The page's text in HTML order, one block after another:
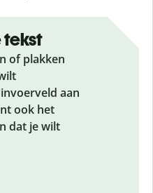
tekst
of plakken
aan
ook het
dat je wilt